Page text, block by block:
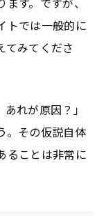
トでは一般的に
てみてくださ
れが原因？」
。その仮説自体
ることは非常に